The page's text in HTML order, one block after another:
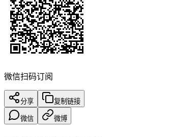
微信扫码订阅
分享 复制链接
微信 微博